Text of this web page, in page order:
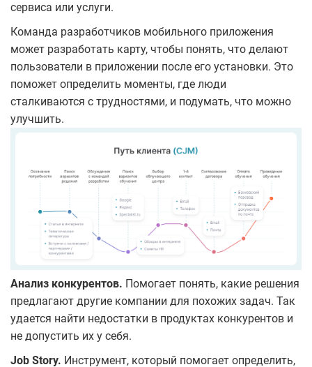
сервиса или услуги.
Команда разработчиков мобильного приложения
может разработать карту, чтобы понять, что делают
пользователи в приложении после его установки. Это
поможет определить моменты, где люди
сталкиваются с трудностями, и подумать, что можно
улучшить.
Анализ конкурентов. Помогает понять, какие решения
предлагают другие компании для похожих задач. Так
удается найти недостатки в продуктах конкурентов и
не допустить их у себя.
Job Story. Инструмент, который помогает определить,